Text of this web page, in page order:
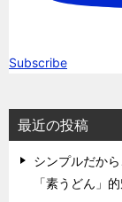
Subscribe
最近の投稿
シンプルだか
「素うどん」